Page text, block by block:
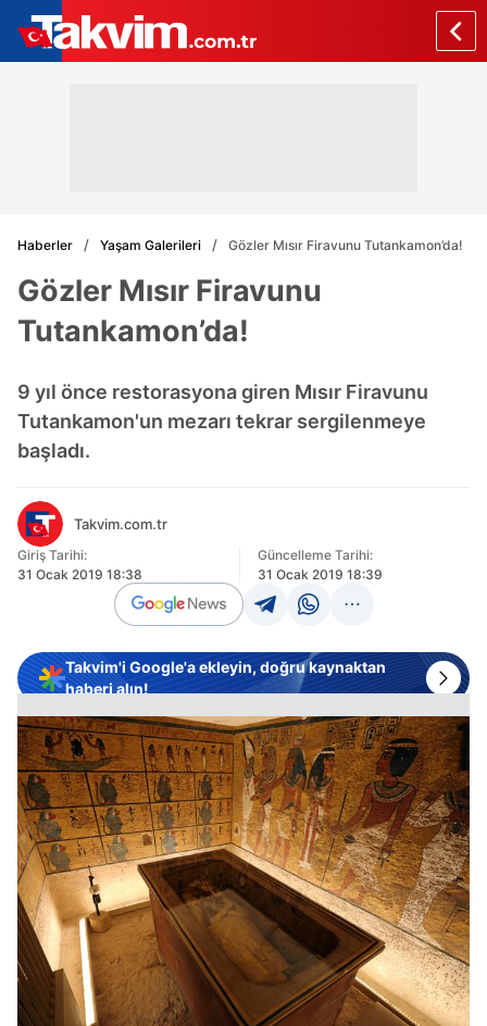
Haberler Yaşam Galerileri Gözler Mısır Firavunu Tutankamon’da!
Gözler Mısır Firavunu
Tutankamon’da!
9 yıl önce restorasyona giren Mısır Firavunu
Tutankamon'un mezarı tekrar sergilenmeye
başladı.
Takvim.com.tr
Giriş Tarihi:
31 Ocak 2019 18:38
Güncelleme Tarihi:
31 Ocak 2019 18:39
Takvim'i Google'a ekleyin, doğru kaynaktan
haberi alın!